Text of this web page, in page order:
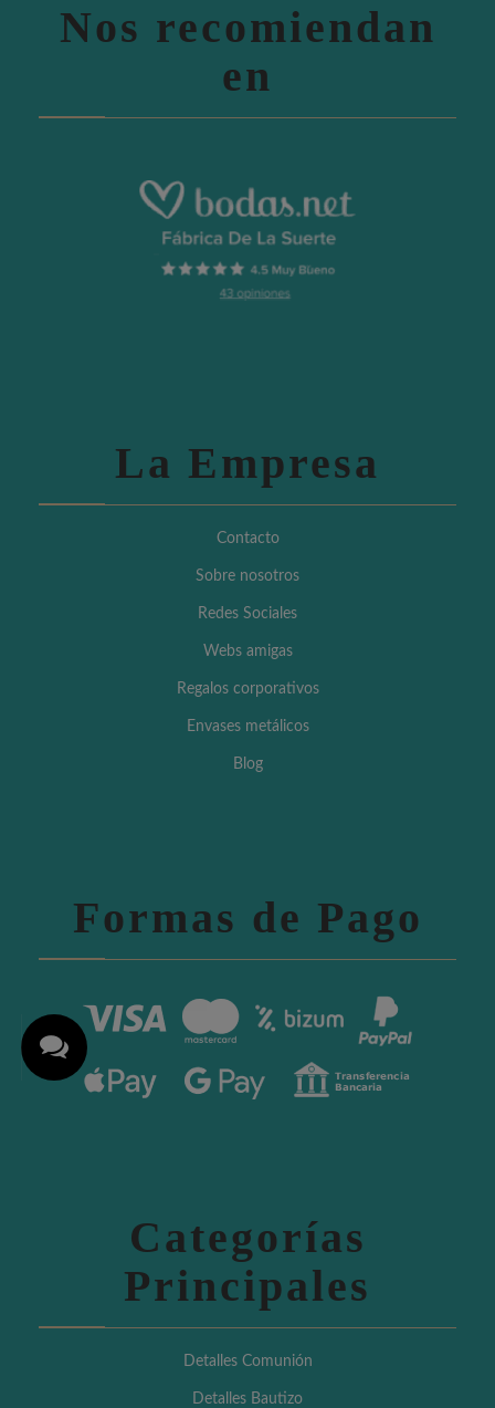
Nos recomiendan
en
La Empresa
Contacto
Sobre nosotros
Redes Sociales
Webs amigas
Regalos corporativos
Envases metálicos
Blog
Formas de Pago
Categorías
Principales
Detalles Comunión
Detalles Bautizo